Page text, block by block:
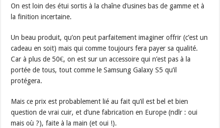
On est loin des étui sortis à la chaîne d’usines bas de gamme et à
la finition incertaine.
Un beau produit, qu’on peut parfaitement imaginer offrir (c’est un
cadeau en soit) mais qui comme toujours fera payer sa qualité.
Car à plus de 50€, on est sur un accessoire qui n’est pas à la
portée de tous, tout comme le Samsung Galaxy S5 qu’il
protégera.
Mais ce prix est probablement lié au fait qu’il est bel et bien
question de vrai cuir, et d’une fabrication en Europe (ndlr : oui
mais où ?), faite à la main (et oui !).